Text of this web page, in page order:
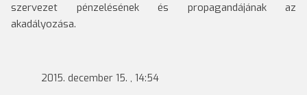
szervezet pénzelésének és propagandájának az
akadályozása.
2015. december 15. , 14:54